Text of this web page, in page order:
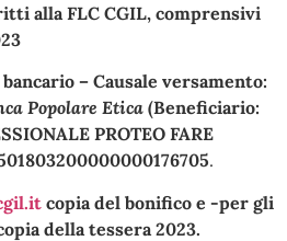
alla FLC CGIL, comprensivi
– Causale versamento:
Popolare Etica (Beneficiario:
PROTEO FARE
.
copia del bonifico e -per gli
della tessera 2023.